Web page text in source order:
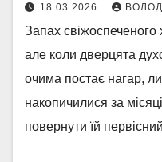
18.03.2026
Запах свіжоспеченого
але коли дверцята
очима постає нагар,
накопичилися за
повернути їй